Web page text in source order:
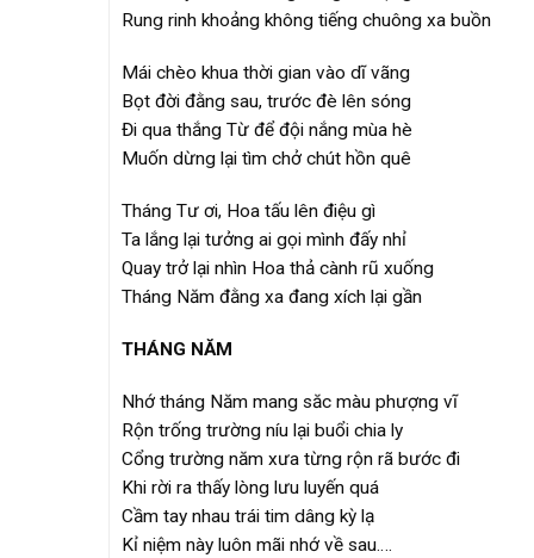
Rung rinh khoảng không tiếng chuông xa buồn
Mái chèo khua thời gian vào dĩ vãng
Bọt đời đằng sau, trước đè lên sóng
Đi qua thắng Từ để đội nắng mùa hè
Muốn dừng lại tìm chở chút hồn quê
Tháng Tư ơi, Hoa tấu lên điệu gì
Ta lắng lại tưởng ai gọi mình đấy nhỉ
Quay trở lại nhìn Hoa thả cành rũ xuống
Tháng Năm đằng xa đang xích lại gần
THÁNG NĂM
Nhớ tháng Năm mang săc màu phượng vĩ
Rộn trống trường níu lại buổi chia ly
Cổng trường năm xưa từng rộn rã bước đi
Khi rời ra thấy lòng lưu luyến quá
Cầm tay nhau trái tim dâng kỳ lạ
Kỉ niệm này luôn mãi nhớ về sau….